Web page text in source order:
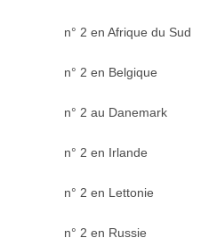
n° 2 en Afrique du Sud
n° 2 en Belgique
n° 2 au Danemark
n° 2 en Irlande
n° 2 en Lettonie
n° 2 en Russie